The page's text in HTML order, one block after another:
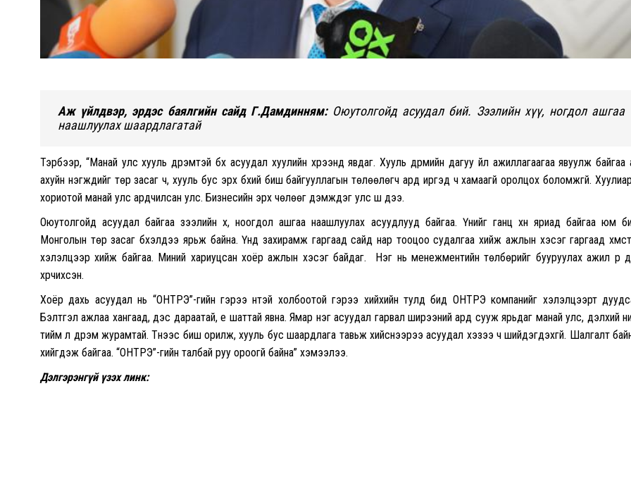
Аж үйлдвэр, эрдэс баялгийн сайд Г.Дамдинням:Оюутолгойд асуудал бий. Зээлийн хүү, ногдол ашгаа
наашлуулах шаардлагатай
Тэрбээр, “Манай улс хууль дүрэмтэй бүх асуудал хуулийн хүрээнд явдаг. Хууль дүрмийн дагуу үйл ажиллагаагаа явуулж
ахуйн нэгжүүдийг төр засаг ч, хууль бус эрх бүхий биш байгууллагын төлөөлөгч ард иргэд ч хамаагүй оролцох боломжгүй.
хориотой манай улс ардчилсан улс. Бизнесийн эрх чөлөөг дэмждэг улс шүү дээ.
Оюутолгойд асуудал байгаа зээлийн хүү, ноогдол ашгаа наашлуулах асуудлууд байгаа. Үүнийг ганц хүн яриад байгаа юм
Монголын төр засаг бүхэлдээ ярьж байна. Үүнд захирамж гаргаад сайд нар тооцоо судалгаа хийж ажлын хэсэг гаргаад
хэлэлцээр хийж байгаа. Миний хариуцсан хоёр ажлын хэсэг байдаг. Нэг нь менежментийн төлбөрийг бууруулах ажил үр
хүрчихсэн.
Хоёр дахь асуудал нь “ОНТРЭ”-гийн гэрээ үүнтэй холбоотой гэрээ хийхийн тулд бид ОНТРЭ компанийг хэлэлцээрт
Бэлтгэл ажлаа хангаад, дэс дараатай, үе шаттай явна. Ямар нэг асуудал гарвал ширээний ард сууж ярьдаг манай улс, дэлхий
тийм л дүрэм журамтай. Түүнээс биш орилж, хууль бус шаардлага тавьж хийснээрээ асуудал хэзээ ч шийдэгдэхгүй. Шалгалт
хийгдэж байгаа. “ОНТРЭ”-гийн талбай руу ороогүй байна” хэмээлээ.
Дэлгэрэнгүй үзэх линк: